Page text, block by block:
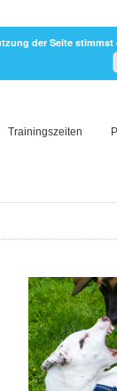
Trainingszeiten
der Seite